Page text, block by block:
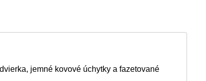
jemné kovové úchytky a fazetované